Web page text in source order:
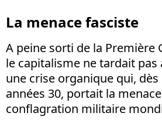
La menace fasciste
A peine sorti de la Première
le capitalisme ne tardait pas
une crise organique qui,
années 30, portait la
conflagration militaire